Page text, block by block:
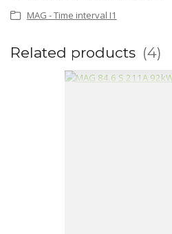
MAG - Time interval I1
Related products 4